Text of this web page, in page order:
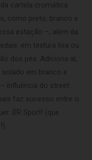
cartela cromática
como preto, branco e
estação –, além da
em textura lisa ou
dos pés. Adiciona aí,
em branco e
influência do street
faz sucesso entre o
BR Sport! (que